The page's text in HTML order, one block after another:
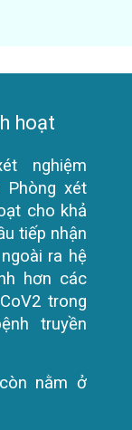
hoạt
nghiệm
Phòng xét
cho khả
tiếp nhận
ra hệ
hơn các
trong
truyền
nằm ở